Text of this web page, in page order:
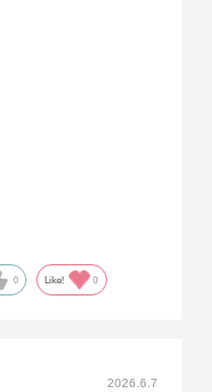
0 Like! 0
2026.6.7